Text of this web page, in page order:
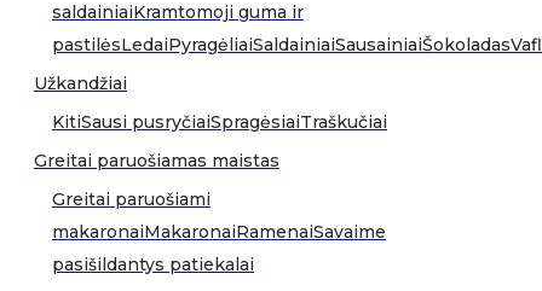
saldainiaiKramtomoji guma ir
pastilėsLedaiPyragėliaiSaldainiaiSausainiaiŠokoladas
Užkandžiai
KitiSausi pusryčiaiSpragėsiaiTraškučiai
Greitai paruošiamas maistas
Greitai paruošiami
makaronaiMakaronaiRamenaiSavaime
pasišildantys patiekalai